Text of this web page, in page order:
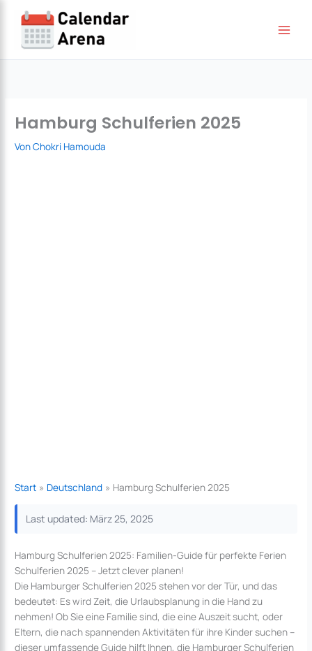
Inhalt
springen
Hamburg Schulferien 2025
VonChokri Hamouda
Start Deutschland Hamburg Schulferien 2025
Last updated: März 25, 2025
Hamburg Schulferien 2025: Familien-Guide für perfekte Ferien
Schulferien 2025 – Jetzt clever planen!
Die Hamburger Schulferien 2025 stehen vor der Tür, und das
bedeutet: Es wird Zeit, die Urlaubsplanung in die Hand zu
nehmen! Ob Sie eine Familie sind, die eine Auszeit sucht, oder
Eltern, die nach spannenden Aktivitäten für ihre Kinder suchen –
dieser umfassende Guide hilft Ihnen, die Hamburger Schulferien